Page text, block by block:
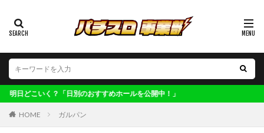
日別のおすすめホールを公開中！」
HOME ガルパン
カテゴリー
123博多 偽物語
ワンダーランド南ヶ丘
ワンダーランド太刀洗
ワンダーランド福岡東
ワンダーランド香椎2